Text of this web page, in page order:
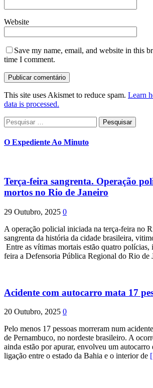
Website
Save my name, email, and website in this
time I comment.
This site uses Akismet to reduce spam. Learn
data is processed.
Pesquisar
por:
O Expediente Ao Minuto
Terça-feira sangrenta. Operação
mortos no Rio de Janeiro
29 Outubro, 2025 0
A operação policial iniciada na terça-feira no
sangrenta da história da cidade brasileira,
Entre as vítimas mortais estão quatro polícias,
feira a Defensoria Pública Regional do Rio de
Acidente com autocarro mata 17
20 Outubro, 2025 0
Pelo menos 17 pessoas morreram num
de Pernambuco, no nordeste brasileiro. A
ainda estão por apurar, envolveu um autocarro
ligação entre o estado da Bahia e o interior de